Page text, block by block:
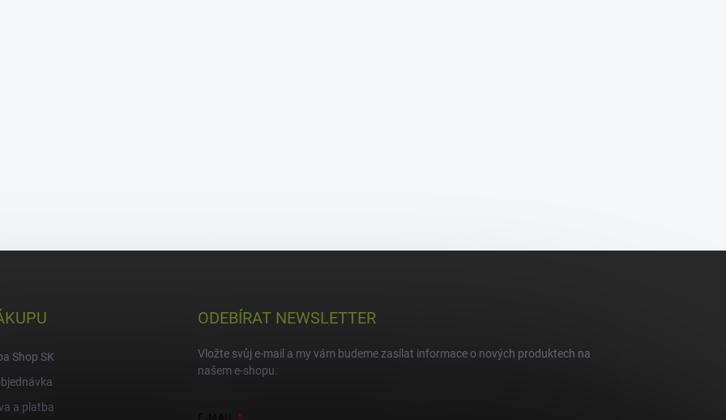
Shop SK
a platba
ODEBÍRAT NEWSLETTER
Vložte svůj e-mail a my vám budeme zasílat informace o nových produktech na
našem e-shopu.